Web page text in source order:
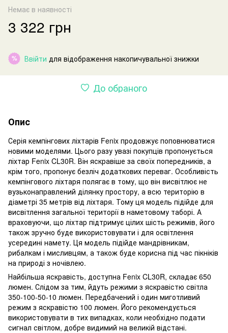
Немає в наявності
3 322 грн
% Ввійти для відображення накопичувальної знижки
До обраного
Опис
Серія кемпінгових ліхтарів Fenix продовжує поповнюватися
новими моделями. Цього разу увазі покупців пропонується
ліхтар Fenix CL30R. Він яскравіше за своїх попередників, а
крім того, пропонує безліч додаткових переваг. Особливість
кемпінгового ліхтаря полягає в тому, що він висвітлює не
вузьконаправлений ділянку простору, а всю територію в
діаметрі 35 метрів від ліхтаря. Тому ця модель підійде для
висвітлення загальної території в наметовому таборі. А
враховуючи, що ліхтар підтримує цілих шість режимів, його
також зручно буде використовувати і для освітлення
усередині намету. Ця модель підійде мандрівникам,
рибалкам і мисливцям, а також буде корисна під час пікніків
на природі з ночівлею.
Найбільша яскравість, доступна Fenix CL30R, складає 650
люмен. Слідом за тим, йдуть режими з яскравістю світла
350-100-50-10 люмен. Передбачений і один миготливий
режим з яскравістю 100 люмен. Його рекомендується
використовувати в тих випадках, коли необхідно подати
сигнал світлом, добре видимий на великій відстані.